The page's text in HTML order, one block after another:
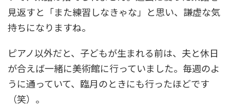
見返すと「また練習しなきゃな」と思い、謙虚な気
持ちになりますね。
ピアノ以外だと、子どもが生まれる前は、夫と休日
が合えば一緒に美術館に行っていました。毎週のよ
うに通っていて、臨月のときにも行ったほどです
（笑）。